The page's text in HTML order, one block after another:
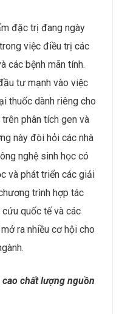
đặc trị đang ngày
việc điều trị các
các bệnh mãn tính.
tư mạnh vào việc
thuốc dành riêng cho
phân tích gen và
này đòi hỏi các nhà
nghệ sinh học có
và phát triển các giải
trình hợp tác
quốc tế và các
ra nhiều cơ hội cho
chất lượng nguồn